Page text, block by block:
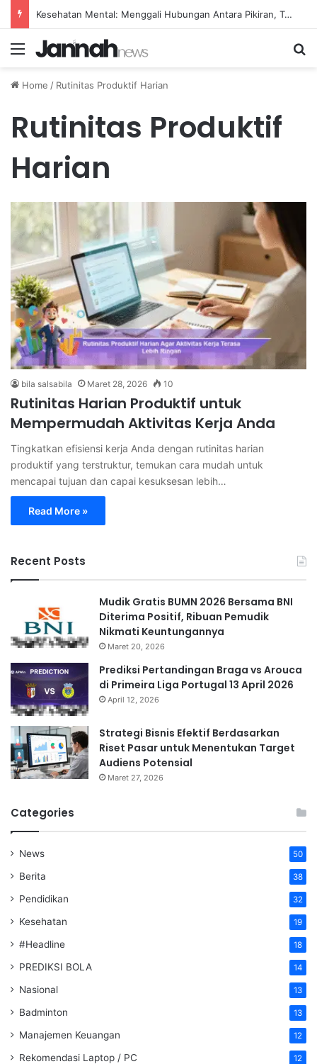
Kesehatan Mental: Menggali Hubungan Antara Pikiran, Tubuh, dan Emosi secara Mendalam
Menu
Home / Rutinitas Produktif Harian
Rutinitas Produktif
Harian
bila salsabila Maret 28, 2026 10
Rutinitas Harian Produktif untuk
Mempermudah Aktivitas Kerja Anda
Tingkatkan efisiensi kerja Anda dengan rutinitas harian
produktif yang terstruktur, temukan cara mudah untuk
mencapai tujuan dan capai kesuksesan lebih…
Read More »
Recent Posts
Mudik Gratis BUMN 2026 Bersama BNI
Diterima Positif, Ribuan Pemudik
Nikmati Keuntungannya
Maret 20, 2026
Prediksi Pertandingan Braga vs Arouca
di Primeira Liga Portugal 13 April 2026
April 12, 2026
Strategi Bisnis Efektif Berdasarkan
Riset Pasar untuk Menentukan Target
Audiens Potensial
Maret 27, 2026
Categories
News 50
Berita 38
Pendidikan 32
Kesehatan 19
#Headline 18
PREDIKSI BOLA 14
Nasional 13
Badminton 13
Manajemen Keuangan 12
Rekomendasi Laptop / PC 12